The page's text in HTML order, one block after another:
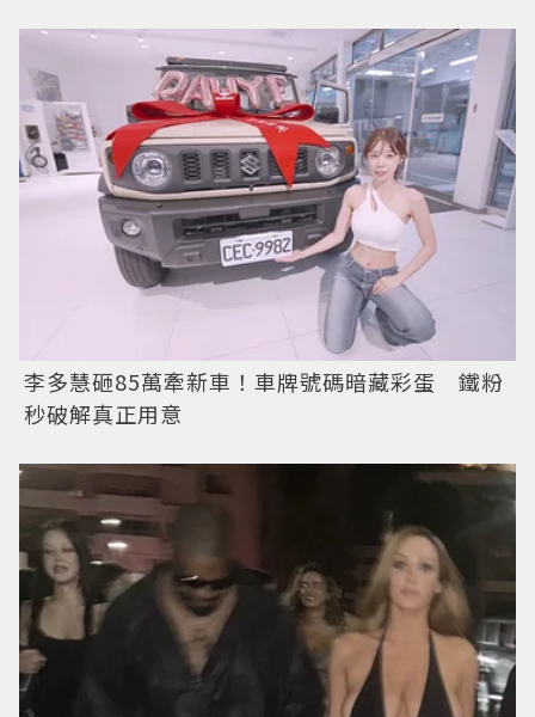
李多慧砸85萬牽新車！車牌號碼暗藏彩蛋 鐵粉
秒破解真正用意